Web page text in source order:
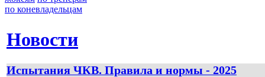
по коневладельцам
Новости
Испытания ЧКВ. Правила и нормы - 2025